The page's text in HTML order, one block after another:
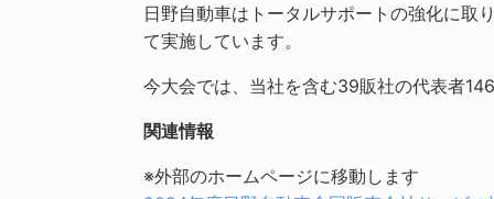
日野自動車はトータルサポートの強化に取
て実施しています。
今大会では、当社を含む39販社の代表者
関連情報
※外部のホームページに移動します